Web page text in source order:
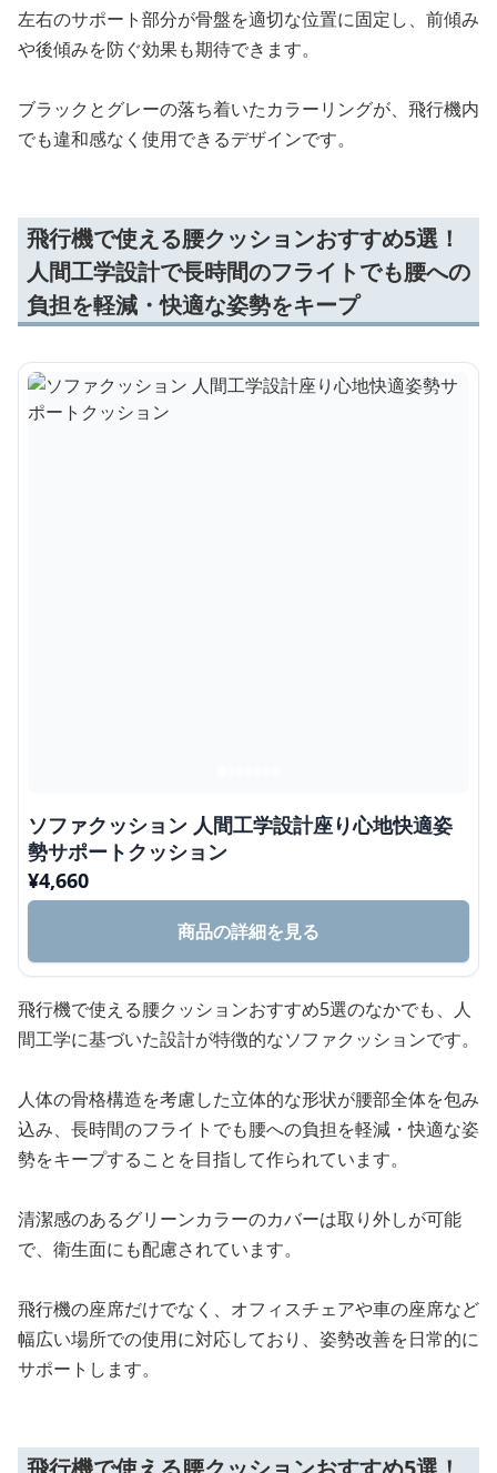
左右のサポート部分が骨盤を適切な位置に固定し、前傾み
や後傾みを防ぐ効果も期待できます。
ブラックとグレーの落ち着いたカラーリングが、飛行機内
でも違和感なく使用できるデザインです。
飛行機で使える腰クッションおすすめ5選！
人間工学設計で長時間のフライトでも腰への
負担を軽減・快適な姿勢をキープ
ソファクッション 人間工学設計座り心地快適姿
勢サポートクッション
¥4,660
商品の詳細を見る
飛行機で使える腰クッションおすすめ5選のなかでも、人
間工学に基づいた設計が特徴的なソファクッションです。
人体の骨格構造を考慮した立体的な形状が腰部全体を包み
込み、長時間のフライトでも腰への負担を軽減・快適な姿
勢をキープすることを目指して作られています。
清潔感のあるグリーンカラーのカバーは取り外しが可能
で、衛生面にも配慮されています。
飛行機の座席だけでなく、オフィスチェアや車の座席など
幅広い場所での使用に対応しており、姿勢改善を日常的に
サポートします。